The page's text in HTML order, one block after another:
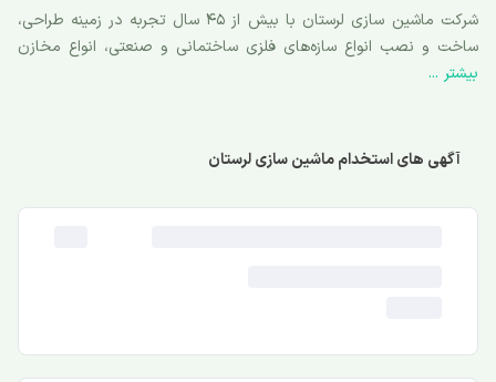
شرکت ماشین سازی لرستان با بیش از 45 سال تجربه در زمینه طراحی،
ساخت و نصب انواع سازه‌های فلزی ساختمانی و صنعتی، انواع مخازن
ذخیره‌ و تحت فشار مورد استفاده در صنایع نفت، گاز، پتروشیمی،
خاص، ماشین‌ آلات و تاسیسات یکی از با سابقه‌ترن شرکت‌های فعال در
بیشتر ...
آگهی های استخدام ماشین سازی لرستان